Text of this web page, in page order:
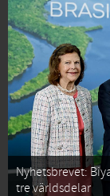
Nyhetsbrevet:
tre världsdelar